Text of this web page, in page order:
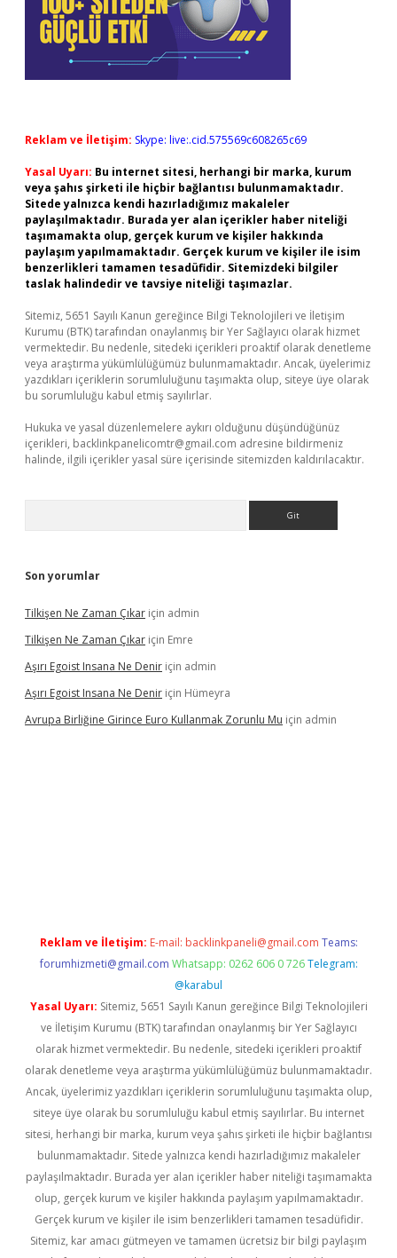
Reklam ve İletişim: Skype: live:.cid.575569c608265c69
Yasal Uyarı: Bu internet sitesi, herhangi bir marka, kurum
veya şahıs şirketi ile hiçbir bağlantısı bulunmamaktadır.
Sitede yalnızca kendi hazırladığımız makaleler
paylaşılmaktadır. Burada yer alan içerikler haber niteliği
taşımamakta olup, gerçek kurum ve kişiler hakkında
paylaşım yapılmamaktadır. Gerçek kurum ve kişiler ile isim
benzerlikleri tamamen tesadüfidir. Sitemizdeki bilgiler
taslak halindedir ve tavsiye niteliği taşımazlar.
Sitemiz, 5651 Sayılı Kanun gereğince Bilgi Teknolojileri ve İletişim
Kurumu (BTK) tarafından onaylanmış bir Yer Sağlayıcı olarak hizmet
vermektedir. Bu nedenle, sitedeki içerikleri proaktif olarak denetleme
veya araştırma yükümlülüğümüz bulunmamaktadır. Ancak, üyelerimiz
yazdıkları içeriklerin sorumluluğunu taşımakta olup, siteye üye olarak
bu sorumluluğu kabul etmiş sayılırlar.
Hukuka ve yasal düzenlemelere aykırı olduğunu düşündüğünüz
içerikleri, backlinkpanelicomtr@gmail.com adresine bildirmeniz
halinde, ilgili içerikler yasal süre içerisinde sitemizden kaldırılacaktır.
Son yorumlar
Tilkişen Ne Zaman Çıkar için admin
Tilkişen Ne Zaman Çıkar için Emre
Aşırı Egoist Insana Ne Denir için admin
Aşırı Egoist Insana Ne Denir için Hümeyra
Avrupa Birliğine Girince Euro Kullanmak Zorunlu Mu için admin
Reklam ve İletişim: E-mail: backlinkpaneli@gmail.com Teams:
forumhizmeti@gmail.com Whatsapp: 0262 606 0 726 Telegram:
@karabul
Yasal Uyarı: Sitemiz, 5651 Sayılı Kanun gereğince Bilgi Teknolojileri
ve İletişim Kurumu (BTK) tarafından onaylanmış bir Yer Sağlayıcı
olarak hizmet vermektedir. Bu nedenle, sitedeki içerikleri proaktif
olarak denetleme veya araştırma yükümlülüğümüz bulunmamaktadır.
Ancak, üyelerimiz yazdıkları içeriklerin sorumluluğunu taşımakta olup,
siteye üye olarak bu sorumluluğu kabul etmiş sayılırlar. Bu internet
sitesi, herhangi bir marka, kurum veya şahıs şirketi ile hiçbir bağlantısı
bulunmamaktadır. Sitede yalnızca kendi hazırladığımız makaleler
paylaşılmaktadır. Burada yer alan içerikler haber niteliği taşımamakta
olup, gerçek kurum ve kişiler hakkında paylaşım yapılmamaktadır.
Gerçek kurum ve kişiler ile isim benzerlikleri tamamen tesadüfidir.
Sitemiz, kar amacı gütmeyen ve tamamen ücretsiz bir bilgi paylaşım